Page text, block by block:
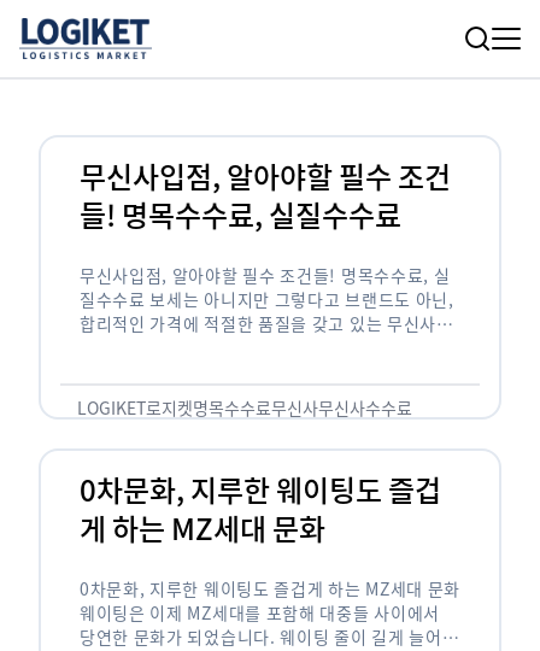
무신사입점, 알아야할 필수 조건
들! 명목수수료, 실질수수료
무신사입점, 알아야할 필수 조건들! 명목수수료, 실
질수수료 보세는 아니지만 그렇다고 브랜드도 아닌,
합리적인 가격에 적절한 품질을 갖고 있는 무신사!
LOGIKET로지켓명목수수료무신사무신사수수료
0차문화, 지루한 웨이팅도 즐겁
게 하는 MZ세대 문화
0차문화, 지루한 웨이팅도 즐겁게 하는 MZ세대 문화
웨이팅은 이제 MZ세대를 포함해 대중들 사이에서
당연한 문화가 되었습니다. 웨이팅 줄이 길게 늘어서